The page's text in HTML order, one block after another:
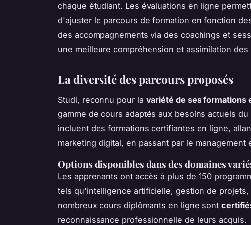
chaque étudiant. Les évaluations en ligne
d'ajuster le parcours de formation en fonction
des accompagnements via des coachings et
une meilleure compréhension et assimilation
La diversité des parcours proposés
Studi, reconnu pour la variété de ses formations
gamme de cours adaptés aux besoins actuels
incluent des formations certifiantes en ligne,
marketing digital, en passant par le management
Options disponibles dans des domaines
Les apprenants ont accès à plus de 150
tels qu'intelligence artificielle, gestion de
nombreux cours diplômants en ligne sont
reconnaissance professionnelle de leurs acquis.